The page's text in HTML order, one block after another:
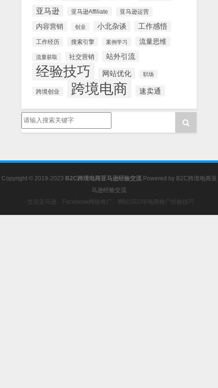
亚马逊 亚马逊Affiliate 亚马逊运营
内容营销 创业 小北杂谈 工作感悟
工作经历 搜索引擎 案例学习 流量思维
流量获取 社交营销 站外引流
经验技巧 网站优化 职场
跨境创业 跨境电商 速卖通
Copyright © 2019-2023 B2C跨境电商亚马逊经验交流 Powered by B2C跨境电商亚
马逊经验交流
- 交流亚马逊、Facebook网络推广、网站SEO等电商推广经验技巧